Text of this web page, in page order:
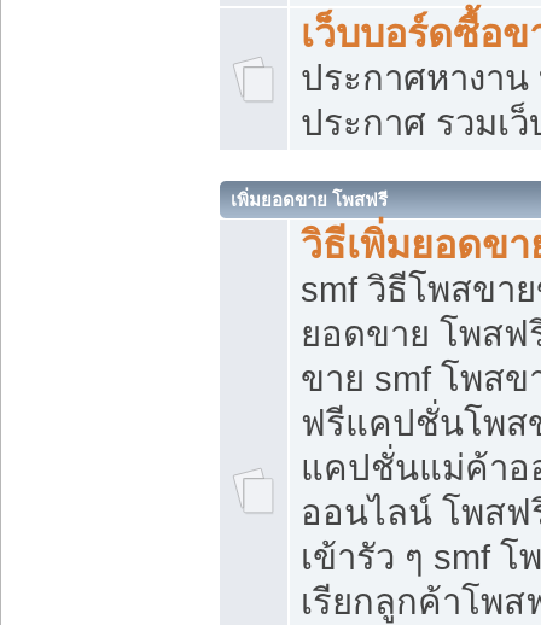
เว็บบอร์ดซื้อข
ประกาศหางาน
ประกาศ รวมเ
เพิ่มยอดขาย โพสฟรี
วิธีเพิ่มยอดข
smf วิธีโพสขา
ยอดขาย โพสฟ
ขาย smf โพส
ฟรีแคปชั่นโพส
แคปชั่นแม่ค้า
ออนไลน์ โพสฟ
เข้ารัว ๆ smf
เรียกลูกค้าโพส